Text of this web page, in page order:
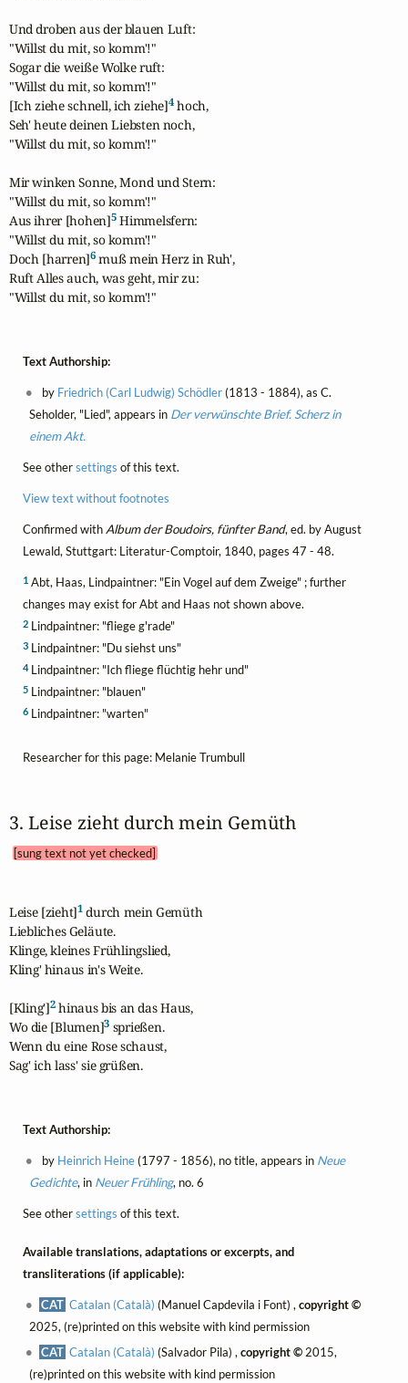
Und droben aus der blauen Luft:
"Willst du mit, so komm'!"
Sogar die weiße Wolke ruft:
"Willst du mit, so komm'!"
[Ich ziehe schnell, ich ziehe]4 hoch,
Seh' heute deinen Liebsten noch,
"Willst du mit, so komm'!"
Mir winken Sonne, Mond und Stern:
"Willst du mit, so komm'!"
Aus ihrer [hohen]5 Himmelsfern:
"Willst du mit, so komm'!"
Doch [harren]6 muß mein Herz in Ruh',
Ruft Alles auch, was geht, mir zu:
"Willst du mit, so komm'!"
Text Authorship:
by Friedrich (Carl Ludwig) Schödler(1813 - 1884), as C.
Seholder, "Lied", appears in Der verwünschte Brief. Scherz in
einem Akt.
See othersettings of this text.
View text without footnotes
Confirmed with Album der Boudoirs, fünfter Band, ed. by August
Lewald, Stuttgart: Literatur-Comptoir, 1840, pages 47 - 48.
1Abt, Haas, Lindpaintner: "Ein Vogel auf dem Zweige" ; further
changes may exist for Abt and Haas not shown above.
2Lindpaintner: "fliege g'rade"
3Lindpaintner: "Du siehst uns"
4Lindpaintner: "Ich fliege flüchtig hehr und"
5Lindpaintner: "blauen"
6Lindpaintner: "warten"
Researcher for this page: Melanie Trumbull
3. Leise zieht durch mein Gemüth
[sung text not yet checked]
Leise [zieht]1 durch mein Gemüth
Liebliches Geläute.
Klinge, kleines Frühlingslied,
Kling' hinaus in's Weite.
[Kling']2 hinaus bis an das Haus,
Wo die [Blumen]3 sprießen.
Wenn du eine Rose schaust,
Sag' ich lass' sie grüßen.
Text Authorship:
by Heinrich Heine(1797 - 1856), no title, appears in Neue
Gedichte, in Neuer Frühling, no. 6
See othersettings of this text.
Available translations, adaptations or excerpts, and
transliterations (if applicable):
CAT Catalan (Català) (Manuel Capdevila i Font) ,copyright ©
2025, (re)printed on this website with kind permission
CAT Catalan (Català) (Salvador Pila) ,copyright ©2015,
(re)printed on this website with kind permission